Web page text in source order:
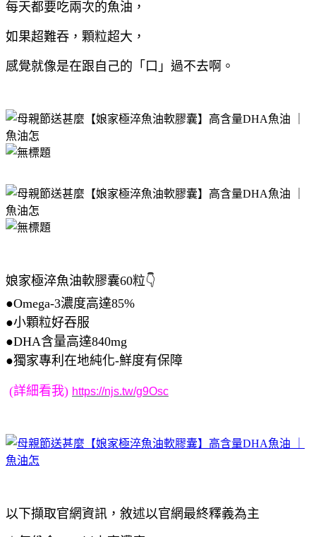
每天都要吃兩次的魚油，
如果超難吞，顆粒超大，
感覺就像是在跟自己的「口」過不去啊。
娘家極淬魚油軟膠囊60粒👇
●Omega-3濃度高達85%
●小顆粒好吞服
●DHA含量高達840mg
●獨家專利在地純化-鮮度有保障
(詳細看我) https://njs.tw/g9Osc
以下擷取官網資訊，敘述以官網最終釋義為主